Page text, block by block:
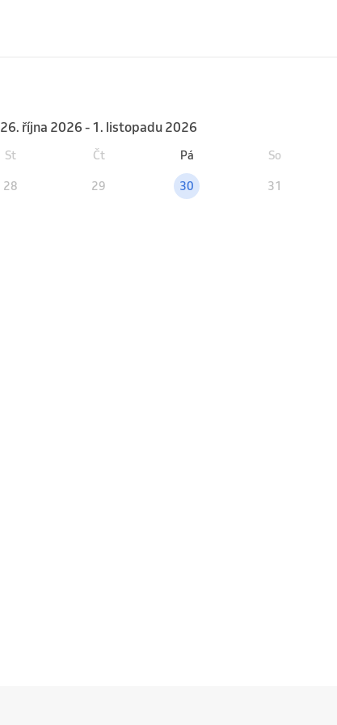
26. října 2026 - 1. listopadu 2026
St Čt Pá So
28 29 30 31